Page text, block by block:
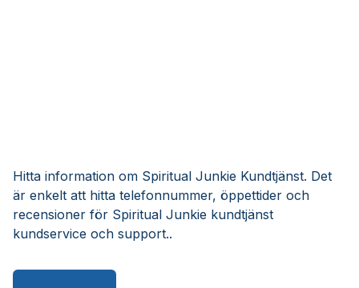
Hitta information om Spiritual Junkie Kundtjänst. Det
är enkelt att hitta telefonnummer, öppettider och
recensioner för Spiritual Junkie kundtjänst
kundservice och support..